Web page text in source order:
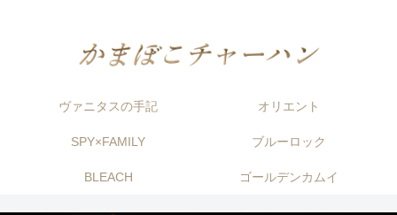
ヴァニタスの手記 オリエント
SPY×FAMILY ブルーロック
BLEACH ゴールデンカムイ